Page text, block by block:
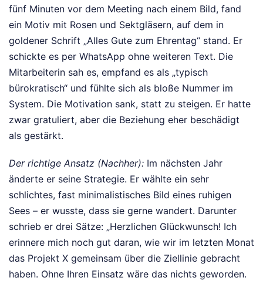
fünf Minuten vor dem Meeting nach einem Bild, fand
ein Motiv mit Rosen und Sektgläsern, auf dem in
goldener Schrift „Alles Gute zum Ehrentag“ stand. Er
schickte es per WhatsApp ohne weiteren Text. Die
Mitarbeiterin sah es, empfand es als „typisch
bürokratisch“ und fühlte sich als bloße Nummer im
System. Die Motivation sank, statt zu steigen. Er hatte
zwar gratuliert, aber die Beziehung eher beschädigt
als gestärkt.
Der richtige Ansatz (Nachher): Im nächsten Jahr
änderte er seine Strategie. Er wählte ein sehr
schlichtes, fast minimalistisches Bild eines ruhigen
Sees – er wusste, dass sie gerne wandert. Darunter
schrieb er drei Sätze: „Herzlichen Glückwunsch! Ich
erinnere mich noch gut daran, wie wir im letzten Monat
das Projekt X gemeinsam über die Ziellinie gebracht
haben. Ohne Ihren Einsatz wäre das nichts geworden.